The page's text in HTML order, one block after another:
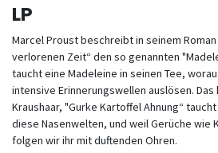
LP
Marcel Proust beschreibt in seinem
verlorenen Zeit“ den so genannten
taucht eine Madeleine in seinen Tee,
intensive Erinnerungswellen auslösen.
Kraushaar, "Gurke Kartoffel Ahnung“
diese Nasenwelten, und weil Gerüche wie
folgen wir ihr mit duftenden Ohren.